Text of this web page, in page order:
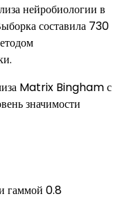
нейробиологии в
составила 730
Matrix Bingham с
значимости
гаммой 0.8